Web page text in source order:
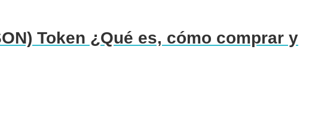
Token ¿Qué es, cómo comprar y